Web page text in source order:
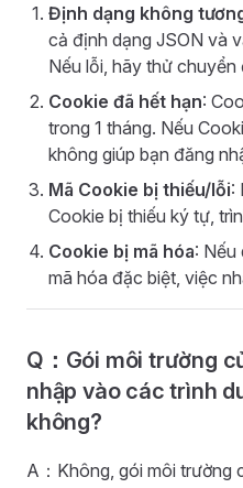
Định dạng không
cả định dạng JSON và
Nếu lỗi, hãy thử chuyển
Cookie đã hết hạn:
trong 1 tháng. Nếu
không giúp bạn đăng
Mã Cookie bị thiếu/lỗi:
Cookie bị thiếu ký tự,
Cookie bị mã hóa: Nếu
mã hóa đặc biệt, việc
Q：Gói môi trường
nhập vào các trình
không?
A：Không, gói môi trường